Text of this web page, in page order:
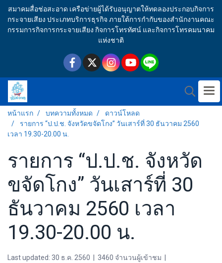
สมาคมสื่อช่อสะอาด เครือข่ายผู้ได้รับอนุญาตให้ทดลองประกอบกิจการ
กระจายเสียง ประเภทบริการธุรกิจ ภายใต้การกำกับของสำนักงานคณะ
กรรมการกิจการกระจายเสียง กิจการโทรทัศน์ และกิจการโทรคมนาคม
แห่งชาติ
หน้าแรก บทความทั้งหมด
ดาวน์โหลด
รายการ “ป.ป.ช. จังหวัดขจัดโกง” วันเสาร์ที่ 30 ธันวาคม 2560
เวลา 19.30-20.00 น.
รายการ “ป.ป.ช. จังหวัด
ขจัดโกง” วันเสาร์ที่ 30
ธันวาคม 2560 เวลา
19.30-20.00 น.
Last updated: 30 ธ.ค. 2560 3460 จำนวนผู้เข้าชม